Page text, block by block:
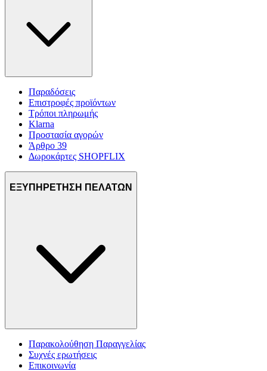
Παραδόσεις
Επιστροφές προϊόντων
Τρόποι πληρωμής
Klarna
Προστασία αγορών
Άρθρο 39
Δωροκάρτες SHOPFLIX
ΕΞΥΠΗΡΕΤΗΣΗ ΠΕΛΑΤΩΝ
Παρακολούθηση Παραγγελίας
Συχνές ερωτήσεις
Επικοινωνία